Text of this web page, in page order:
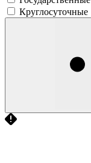
Круглосуточные